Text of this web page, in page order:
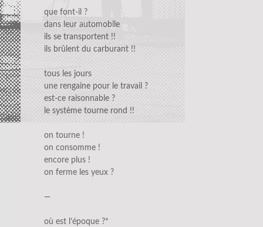
que font-il ?
dans leur automobile
ils se transportent !!
ils brûlent du carburant !!
tous les jours
une rengaine pour le travail ?
est-ce raisonnable ?
le système tourne rond !!
on tourne !
on consomme !
encore plus !
on ferme les yeux ?
—
où est l’époque ?*